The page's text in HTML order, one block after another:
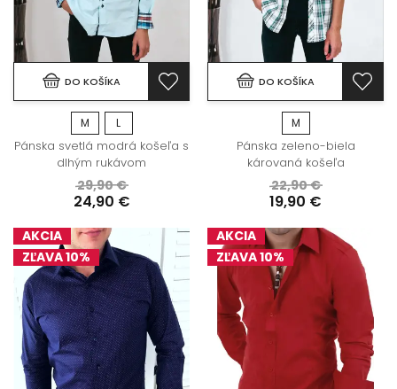
DO KOŠÍKA
M L
Pánska svetlá modrá košeľa s
dlhým rukávom
29,90 €
24,90 €
DO KOŠÍKA
M
Pánska zeleno-biela
károvaná košeľa
22,90 €
19,90 €
AKCIA
ZĽAVA 10%
AKCIA
ZĽAVA 10%